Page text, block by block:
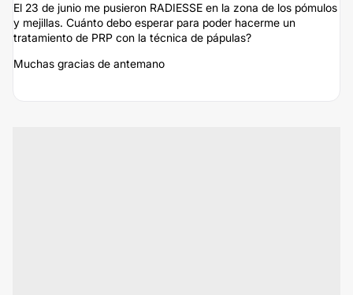
El 23 de junio me pusieron RADIESSE en la zona de los pómulos
y mejillas. Cuánto debo esperar para poder hacerme un
tratamiento de PRP con la técnica de pápulas?
Muchas gracias de antemano